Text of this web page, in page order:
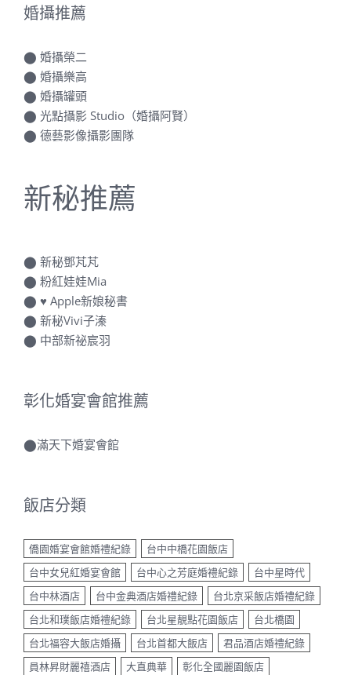
婚攝推薦
⬤ 婚攝榮二
⬤ 婚攝樂高
⬤ 婚攝罐頭
⬤ 光點攝影 Studio（婚攝阿賢）
⬤ 德藝影像攝影團隊
新秘推薦
⬤ 新秘鄧芃芃
⬤ 粉紅娃娃Mia
⬤ ♥ Apple新娘秘書
⬤ 新秘Vivi子溱
⬤ 中部新祕宸羽
彰化婚宴會館推薦
⬤滿天下婚宴會館
飯店分類
僑園婚宴會館婚禮紀錄
台中中橋花園飯店
台中女兒紅婚宴會館
台中心之芳庭婚禮紀錄
台中星時代
台中林酒店
台中金典酒店婚禮紀錄
台北京采飯店婚禮紀錄
台北和璞飯店婚禮紀錄
台北星靚點花園飯店
台北橋園
台北福容大飯店婚攝
台北首都大飯店
君品酒店婚禮紀錄
員林昇財麗禧酒店
大直典華
彰化全國麗園飯店